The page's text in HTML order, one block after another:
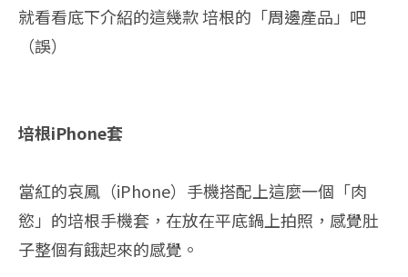
就看看底下介紹的這幾款 培根的「周邊產品」吧
（誤）
培根iPhone套
當紅的哀鳳（iPhone）手機搭配上這麼一個「肉
慾」的培根手機套，在放在平底鍋上拍照，感覺肚
子整個有餓起來的感覺。